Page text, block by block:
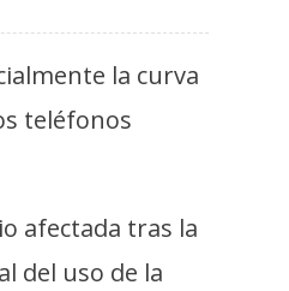
la curva
teléfonos
afectada tras la
del uso de la